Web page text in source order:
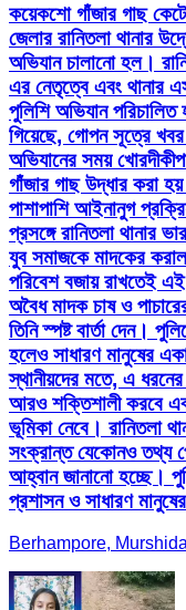
কয়েকশো গাঁজার গাছ কেটে
জেলার রানিতলা থানার
অভিযান চালানো হল।
এর নেতৃত্বে এবং থানার
পুলিশি অভিযান
গিয়েছে, গোপন সূত্রে খবর
অভিযানের সময়
গাঁজার গাছ উদ্ধার করা
পাশাপাশি আইনানুগ
প্রসঙ্গে রানিতলা থানার
যুব সমাজকে মাদকের
পরিবেশ বজায় রাখতেই
অবৈধ মাদক চাষ ও
তিনি স্পষ্ট বার্তা দেন।
হলেও সাধারণ মানুষের
স্থানীয়দের মতে, এ
আরও শক্তিশালী করবে
ভূমিকা নেবে। রানিতলা
সংক্রান্ত যেকোনও তথ্য
আহ্বান জানানো হচ্ছে।
প্রশাসন ও সাধারণ
Berhampore,